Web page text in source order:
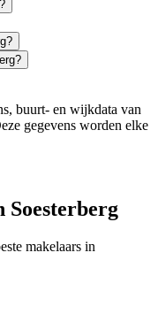
buurt- en wijkdata van
gegevens worden elke
Soesterberg
makelaars in